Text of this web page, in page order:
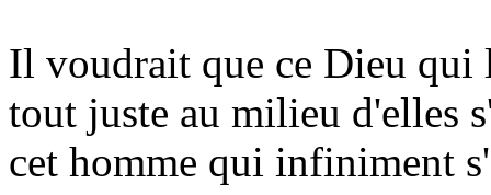
Il voudrait que ce Dieu qui
tout juste au milieu d'elles
cet homme qui infiniment